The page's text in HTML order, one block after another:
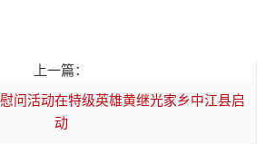
上一篇：
慰问活动在特级英雄黄继光家乡中江县启
动